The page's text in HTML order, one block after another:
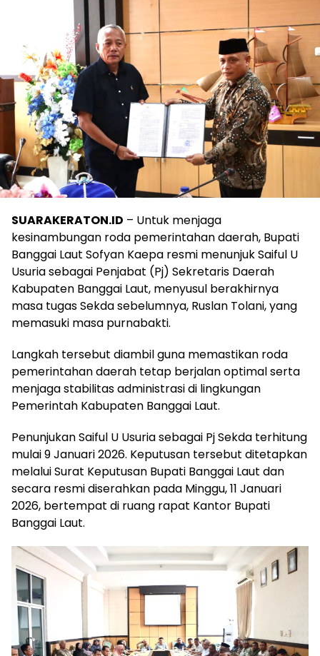
SUARAKERATON.ID – Untuk menjaga
kesinambungan roda pemerintahan daerah, Bupati
Banggai Laut Sofyan Kaepa resmi menunjuk Saiful U
Usuria sebagai Penjabat (Pj) Sekretaris Daerah
Kabupaten Banggai Laut, menyusul berakhirnya
masa tugas Sekda sebelumnya, Ruslan Tolani, yang
memasuki masa purnabakti.
Langkah tersebut diambil guna memastikan roda
pemerintahan daerah tetap berjalan optimal serta
menjaga stabilitas administrasi di lingkungan
Pemerintah Kabupaten Banggai Laut.
Penunjukan Saiful U Usuria sebagai Pj Sekda terhitung
mulai 9 Januari 2026. Keputusan tersebut ditetapkan
melalui Surat Keputusan Bupati Banggai Laut dan
secara resmi diserahkan pada Minggu, 11 Januari
2026, bertempat di ruang rapat Kantor Bupati
Banggai Laut.